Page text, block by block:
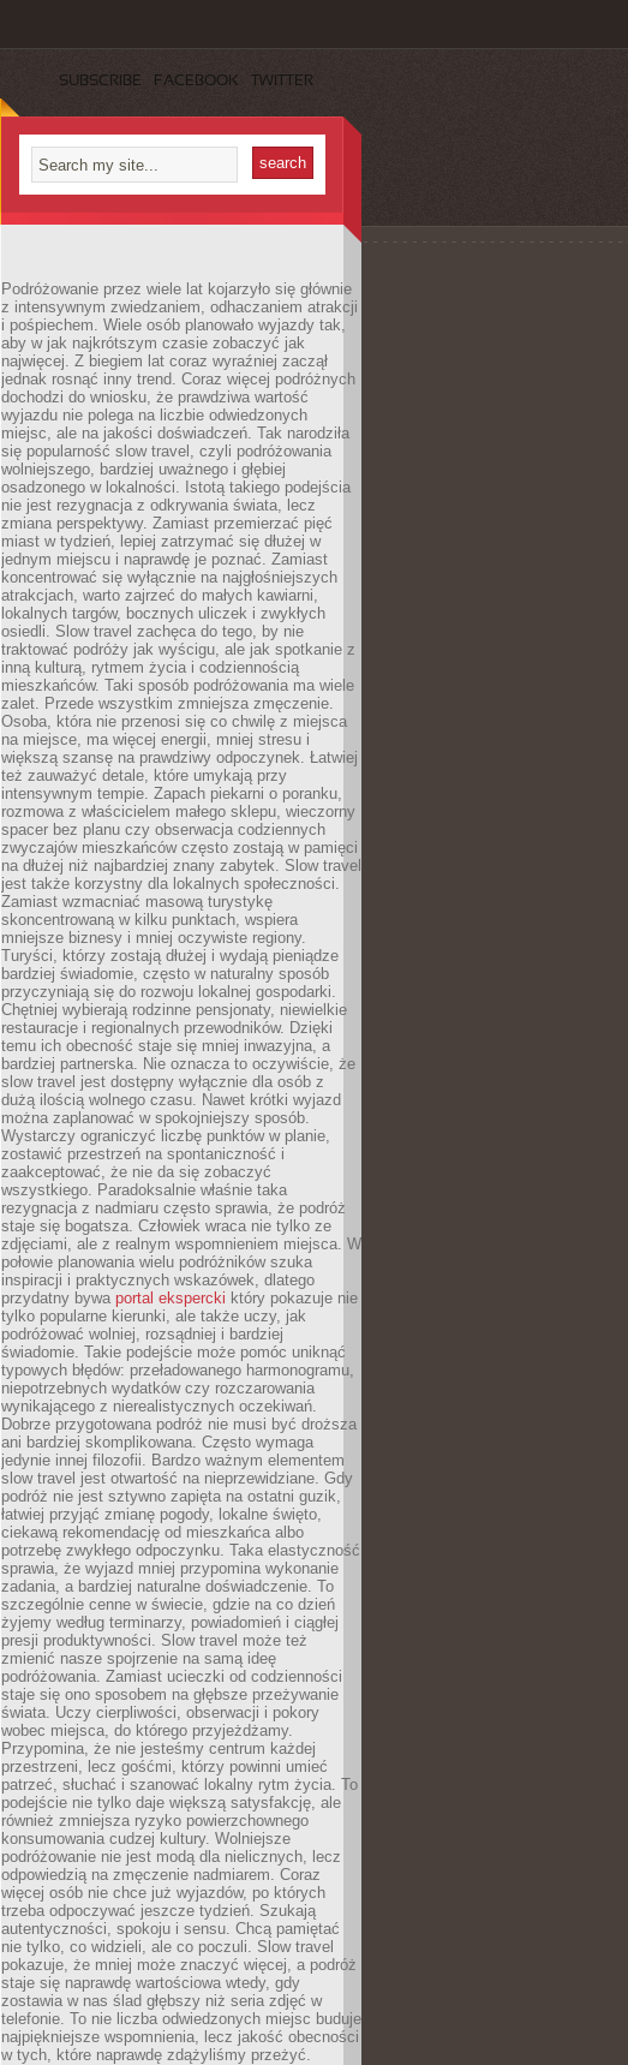
SUBSCRIBE FACEBOOK TWITTER
Podróżowanie przez wiele lat kojarzyło się głównie
z intensywnym zwiedzaniem, odhaczaniem atrakcji
i pośpiechem. Wiele osób planowało wyjazdy tak,
aby w jak najkrótszym czasie zobaczyć jak
najwięcej. Z biegiem lat coraz wyraźniej zaczął
jednak rosnąć inny trend. Coraz więcej podróżnych
dochodzi do wniosku, że prawdziwa wartość
wyjazdu nie polega na liczbie odwiedzonych
miejsc, ale na jakości doświadczeń. Tak narodziła
się popularność slow travel, czyli podróżowania
wolniejszego, bardziej uważnego i głębiej
osadzonego w lokalności. Istotą takiego podejścia
nie jest rezygnacja z odkrywania świata, lecz
zmiana perspektywy. Zamiast przemierzać pięć
miast w tydzień, lepiej zatrzymać się dłużej w
jednym miejscu i naprawdę je poznać. Zamiast
koncentrować się wyłącznie na najgłośniejszych
atrakcjach, warto zajrzeć do małych kawiarni,
lokalnych targów, bocznych uliczek i zwykłych
osiedli. Slow travel zachęca do tego, by nie
traktować podróży jak wyścigu, ale jak spotkanie z
inną kulturą, rytmem życia i codziennością
mieszkańców. Taki sposób podróżowania ma wiele
zalet. Przede wszystkim zmniejsza zmęczenie.
Osoba, która nie przenosi się co chwilę z miejsca
na miejsce, ma więcej energii, mniej stresu i
większą szansę na prawdziwy odpoczynek. Łatwiej
też zauważyć detale, które umykają przy
intensywnym tempie. Zapach piekarni o poranku,
rozmowa z właścicielem małego sklepu, wieczorny
spacer bez planu czy obserwacja codziennych
zwyczajów mieszkańców często zostają w pamięci
na dłużej niż najbardziej znany zabytek. Slow travel
jest także korzystny dla lokalnych społeczności.
Zamiast wzmacniać masową turystykę
skoncentrowaną w kilku punktach, wspiera
mniejsze biznesy i mniej oczywiste regiony.
Turyści, którzy zostają dłużej i wydają pieniądze
bardziej świadomie, często w naturalny sposób
przyczyniają się do rozwoju lokalnej gospodarki.
Chętniej wybierają rodzinne pensjonaty, niewielkie
restauracje i regionalnych przewodników. Dzięki
temu ich obecność staje się mniej inwazyjna, a
bardziej partnerska. Nie oznacza to oczywiście, że
slow travel jest dostępny wyłącznie dla osób z
dużą ilością wolnego czasu. Nawet krótki wyjazd
można zaplanować w spokojniejszy sposób.
Wystarczy ograniczyć liczbę punktów w planie,
zostawić przestrzeń na spontaniczność i
zaakceptować, że nie da się zobaczyć
wszystkiego. Paradoksalnie właśnie taka
rezygnacja z nadmiaru często sprawia, że podróż
staje się bogatsza. Człowiek wraca nie tylko ze
zdjęciami, ale z realnym wspomnieniem miejsca. W
połowie planowania wielu podróżników szuka
inspiracji i praktycznych wskazówek, dlatego
przydatny bywa portal ekspercki który pokazuje nie
tylko popularne kierunki, ale także uczy, jak
podróżować wolniej, rozsądniej i bardziej
świadomie. Takie podejście może pomóc uniknąć
typowych błędów: przeładowanego harmonogramu,
niepotrzebnych wydatków czy rozczarowania
wynikającego z nierealistycznych oczekiwań.
Dobrze przygotowana podróż nie musi być droższa
ani bardziej skomplikowana. Często wymaga
jedynie innej filozofii. Bardzo ważnym elementem
slow travel jest otwartość na nieprzewidziane. Gdy
podróż nie jest sztywno zapięta na ostatni guzik,
łatwiej przyjąć zmianę pogody, lokalne święto,
ciekawą rekomendację od mieszkańca albo
potrzebę zwykłego odpoczynku. Taka elastyczność
sprawia, że wyjazd mniej przypomina wykonanie
zadania, a bardziej naturalne doświadczenie. To
szczególnie cenne w świecie, gdzie na co dzień
żyjemy według terminarzy, powiadomień i ciągłej
presji produktywności. Slow travel może też
zmienić nasze spojrzenie na samą ideę
podróżowania. Zamiast ucieczki od codzienności
staje się ono sposobem na głębsze przeżywanie
świata. Uczy cierpliwości, obserwacji i pokory
wobec miejsca, do którego przyjeżdżamy.
Przypomina, że nie jesteśmy centrum każdej
przestrzeni, lecz gośćmi, którzy powinni umieć
patrzeć, słuchać i szanować lokalny rytm życia. To
podejście nie tylko daje większą satysfakcję, ale
również zmniejsza ryzyko powierzchownego
konsumowania cudzej kultury. Wolniejsze
podróżowanie nie jest modą dla nielicznych, lecz
odpowiedzią na zmęczenie nadmiarem. Coraz
więcej osób nie chce już wyjazdów, po których
trzeba odpoczywać jeszcze tydzień. Szukają
autentyczności, spokoju i sensu. Chcą pamiętać
nie tylko, co widzieli, ale co poczuli. Slow travel
pokazuje, że mniej może znaczyć więcej, a podróż
staje się naprawdę wartościowa wtedy, gdy
zostawia w nas ślad głębszy niż seria zdjęć w
telefonie. To nie liczba odwiedzonych miejsc buduje
najpiękniejsze wspomnienia, lecz jakość obecności
w tych, które naprawdę zdążyliśmy przeżyć.